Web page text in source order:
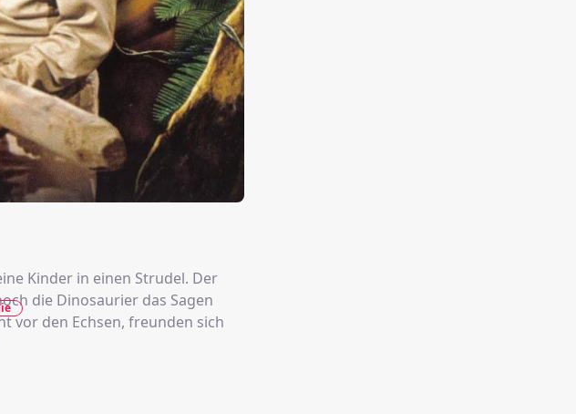
Kinder in einen Strudel. Der
die Dinosaurier das Sagen
vor den Echsen, freunden sich